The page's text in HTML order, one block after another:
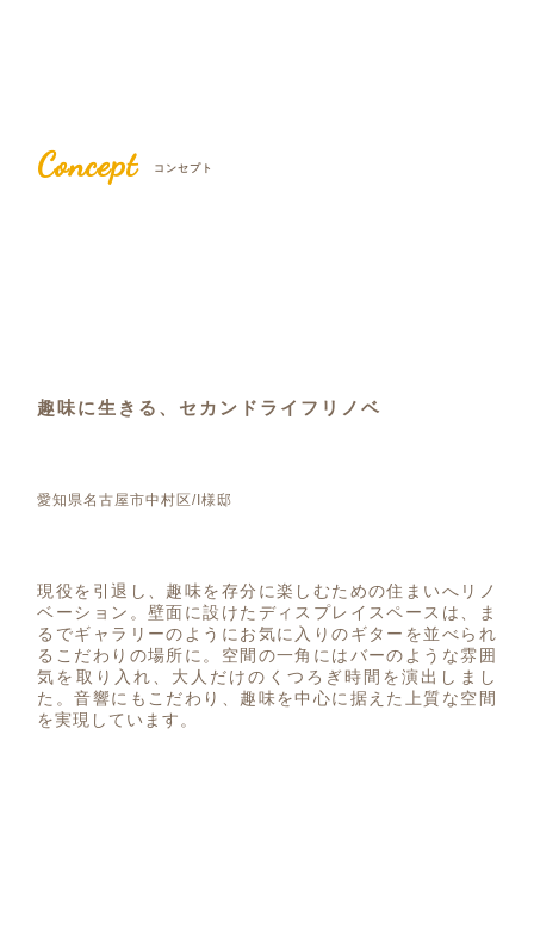
Concept コンセプト
趣味に生きる、セカンドライフリノベ
愛知県名古屋市中村区/I様邸
現役を引退し、趣味を存分に楽しむための住まいへリノ
ベーション。壁面に設けたディスプレイスペースは、ま
るでギャラリーのようにお気に入りのギターを並べられ
るこだわりの場所に。空間の一角にはバーのような雰囲
気を取り入れ、大人だけのくつろぎ時間を演出しまし
た。音響にもこだわり、趣味を中心に据えた上質な空間
を実現しています。